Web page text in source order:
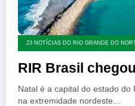
23 NOTÍCIAS DO RIO GRANDE DO
RIR Brasil
Natal é a capital do estado do
na extremidade nordeste…